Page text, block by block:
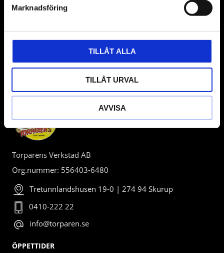
Marknadsföring
TILLÅT ALLA
TILLÅT URVAL
AVVISA
Torparens Verkstad AB
Org.nummer: 556403-6480
Tretunnlandshusen 19-0 | 274 94 Skurup
0410-222 22
info@torparen.se
ÖPPETTIDER